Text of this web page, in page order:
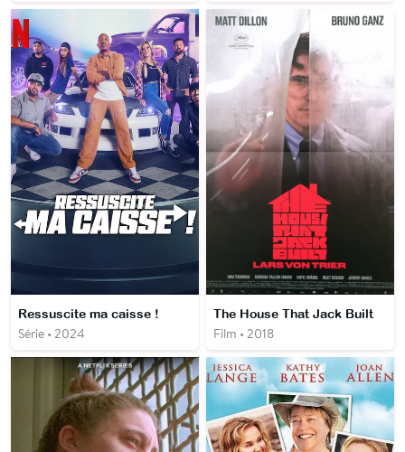
Ressuscite ma caisse !
Série • 2024
The House That Jack Built
Film • 2018